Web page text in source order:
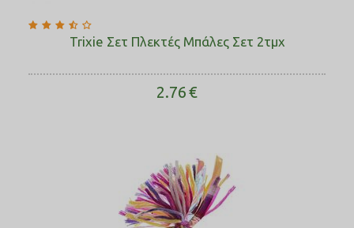
Trixie Σετ Πλεκτές Μπάλες Σετ 2τμχ
2.76€